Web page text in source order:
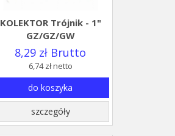
KOLEKTOR Trójnik - 1"
GZ/GZ/GW
8,29 zł Brutto
6,74 zł netto
do koszyka
szczegóły